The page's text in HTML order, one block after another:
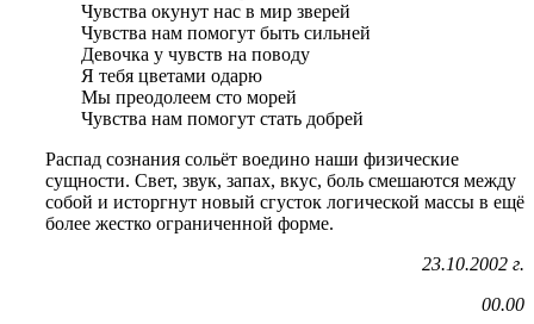
Чувства окунут нас в мир зверей
Чувства нам помогут быть сильней
Девочка у чувств на поводу
Я тебя цветами одарю
Мы преодолеем сто морей
Чувства нам помогут стать добрей
Распад сознания сольёт воедино наши физические
сущности. Свет, звук, запах, вкус, боль смешаются между
собой и исторгнут новый сгусток логической массы в ещё
более жестко ограниченной форме.
23.10.2002 г.
00.00